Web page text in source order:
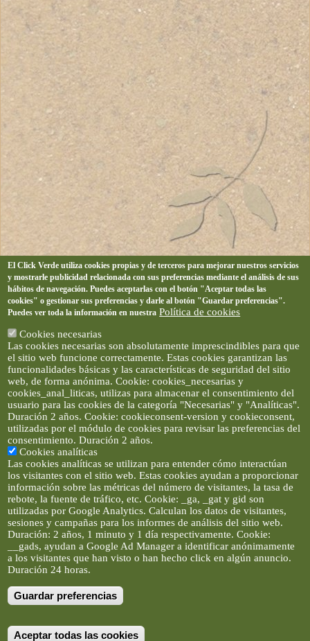
Artículos e imágenes son propiedad de elclickverde ©. No se
permite la difusión de los textos ni imágenes sin permiso de
contenido de este portal. (Ver
El Click Verde utiliza cookies propias y de terceros para mejorar nuestros servicios
y mostrarle publicidad relacionada con sus preferencias mediante el análisis de sus
hábitos de navegación. Puedes aceptarlas con el botón "Aceptar todas las
cookies" o gestionar sus preferencias y darle al botón "Guardar preferencias".
Puedes ver toda la información en nuestra Política de cookies
Cookies necesarias
Las cookies necesarias son absolutamente imprescindibles para que
el sitio web funcione correctamente. Estas cookies garantizan las
funcionalidades básicas y las características de seguridad del sitio
web, de forma anónima. Cookie: cookies_necesarias y
cookies_anal_liticas, utilizas para almacenar el consentimiento del
usuario para las cookies de la categoría "Necesarias" y "Analíticas".
Duración 2 años. Cookie: cookieconsent-version y cookieconsent,
utilizadas por el módulo de cookies para revisar las preferencias del
consentimiento. Duración 2 años.
Cookies analíticas
Las cookies analíticas se utilizan para entender cómo interactúan
los visitantes con el sitio web. Estas cookies ayudan a proporcionar
información sobre las métricas del número de visitantes, la tasa de
rebote, la fuente de tráfico, etc. Cookie: _ga, _gat y gid son
utilizadas por Google Analytics. Calculan los datos de visitantes,
sesiones y campañas para los informes de análisis del sitio web.
Duración: 2 años, 1 minuto y 1 día respectivamente. Cookie:
__gads, ayudan a Google Ad Manager a identificar anónimamente
a los visitantes que han visto o han hecho click en algún anuncio.
Duración 24 horas.
Guardar preferencias
Aceptar todas las cookies